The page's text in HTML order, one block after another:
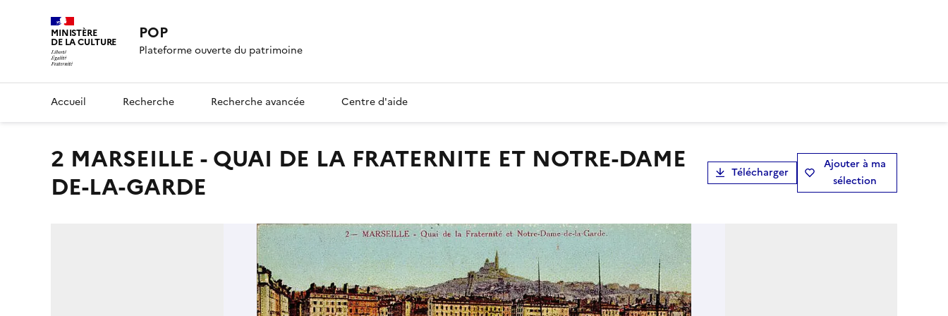
MINISTÈRE
DE LA CULTURE POP
Plateforme ouverte du patrimoine
Accueil Recherche Recherche avancée Centre d'aide
2 MARSEILLE - QUAI DE LA FRATERNITE ET NOTRE-DAME
DE-LA-GARDE
Télécharger
Ajouter à ma
sélection